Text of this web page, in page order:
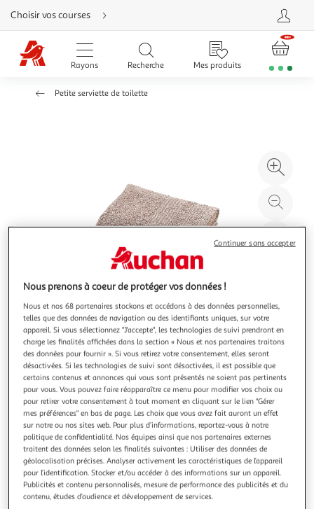
Aller
directement
au
contenu
Aller
directement
Aller
Choisir vos courses
Rayons Recherche Mes produits
Petite serviette de toilette
à
100
le
Illustration
précédente
Illustration
suivante
DOUCEUR D'INTÉRIEUR
Serviette de toilette tendresse 50x90cm taupe
Informations Techniques : Dimensions : L. 50 x l. 90 cm
Produit Packagé : L. 26 x l. 3 x H. 38 cm Matière : 100%
Coton (500 g/m2) Spécificités : Pratique & Utile Serviette
de Toilette Forme Rectangulaire Texture Éponge Design Uni
Poids : 0,235 kg Couleur : Taupe
En savoir +
Vendu parParis Prix
Livr. ou retrait dès 3/4 jours
A partir de 7,99€
Nous prenons à coeur de protéger vos données !
Nous et nos 68 partenaires stockons et accédons à des données personnelles,
telles que des données de navigation ou des identifiants uniques, sur votre
appareil. Si vous sélectionnez "J'accepte", les technologies de suivi prendront en
charge les finalités affichées dans la section « Nous et nos partenaires traitons
des données pour fournir ». Si vous retirez votre consentement, elles seront
désactivées. Si les technologies de suivi sont désactivées, il est possible que
certains contenus et annonces qui vous sont présentés ne soient pas pertinents
pour vous. Vous pouvez faire réapparaître ce menu pour modifier vos choix ou
pour retirer votre consentement à tout moment en cliquant sur le lien "Gérer
mes préférences" en bas de page. Les choix que vous avez fait auront un effet
sur notre ou nos sites web. Pour plus d’informations, reportez-vous à notre
politique de confidentialité. Nos équipes ainsi que nos partenaires externes
traitent des données selon les finalités suivantes : Utiliser des données de
géolocalisation précises. Analyser activement les caractéristiques de l’appareil
pour l’identification. Stocker et/ou accéder à des informations sur un appareil.
Publicités et contenu personnalisés, mesure de performance des publicités et du
contenu, études d’audience et développement de services.
Continuer sans accepter